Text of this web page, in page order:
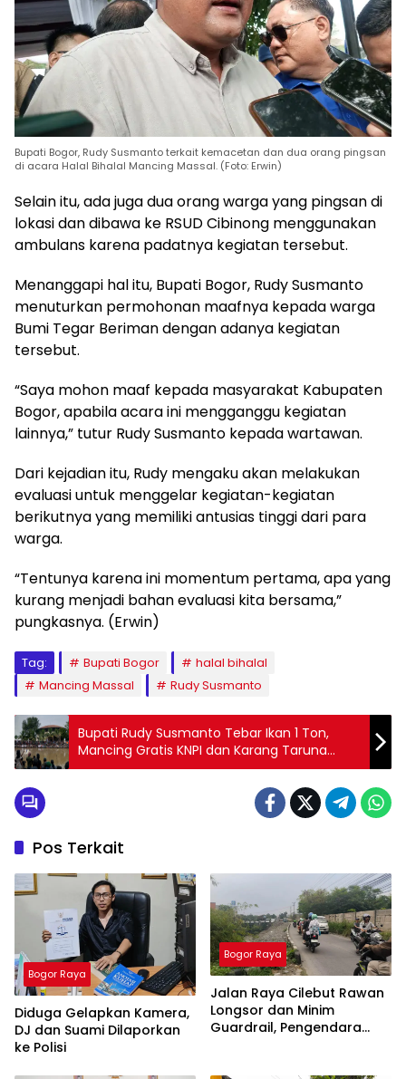
Bupati Bogor, Rudy Susmanto terkait kemacetan dan dua orang pingsan
di acara Halal Bihalal Mancing Massal. (Foto: Erwin)
Selain itu, ada juga dua orang warga yang pingsan di
lokasi dan dibawa ke RSUD Cibinong menggunakan
ambulans karena padatnya kegiatan tersebut.
Menanggapi hal itu, Bupati Bogor, Rudy Susmanto
menuturkan permohonan maafnya kepada warga
Bumi Tegar Beriman dengan adanya kegiatan
tersebut.
“Saya mohon maaf kepada masyarakat Kabupaten
Bogor, apabila acara ini mengganggu kegiatan
lainnya,” tutur Rudy Susmanto kepada wartawan.
Dari kejadian itu, Rudy mengaku akan melakukan
evaluasi untuk menggelar kegiatan-kegiatan
berikutnya yang memiliki antusias tinggi dari para
warga.
“Tentunya karena ini momentum pertama, apa yang
kurang menjadi bahan evaluasi kita bersama,”
pungkasnya. (Erwin)
Tag: Bupati Bogor
halal bihalal
Mancing Massal
Rudy Susmanto
Bupati Rudy Susmanto Tebar Ikan 1 Ton,
Mancing Gratis KNPI dan Karang Taruna
Kabupaten Bogor Diserbu Warga
Pos Terkait
Bogor Raya
Diduga Gelapkan Kamera,
DJ dan Suami Dilaporkan
ke Polisi
Bogor Raya
Jalan Raya Cilebut Rawan
Longsor dan Minim
Guardrail, Pengendara